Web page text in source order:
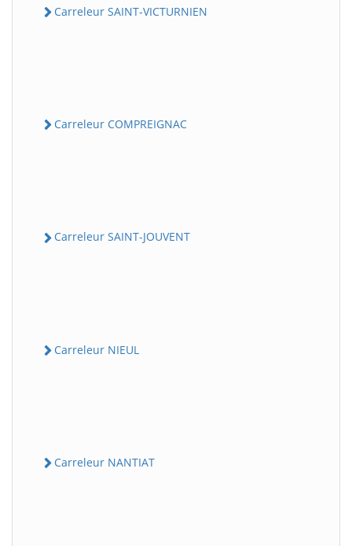
Carreleur SAINT-VICTURNIEN
Carreleur COMPREIGNAC
Carreleur SAINT-JOUVENT
Carreleur NIEUL
Carreleur NANTIAT